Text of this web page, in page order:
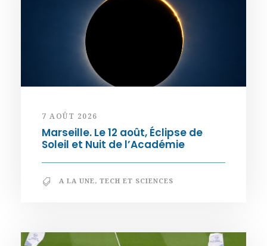
7 AOÛT 2026
Marseille. Le 12 août, Éclipse de
Soleil et Nuit de l’Académie
A LA UNE, TECH ET SCIENCES